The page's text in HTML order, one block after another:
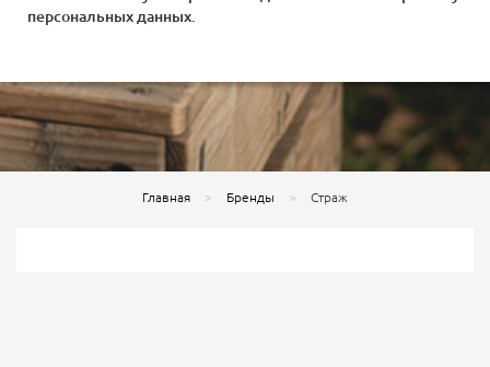
персональных данных
Главная Бренды Страж